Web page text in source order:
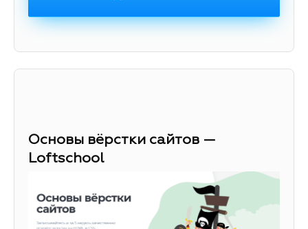
Основы вёрстки сайтов —
Loftschool